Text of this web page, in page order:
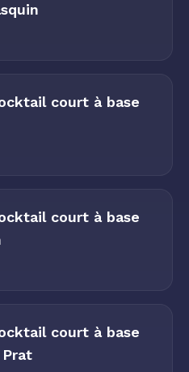
court à base
court à base
court à base